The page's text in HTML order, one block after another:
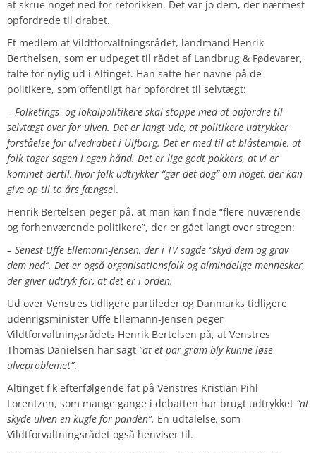
at skrue noget ned for retorikken. Det var jo dem, der nærmest
opfordrede til drabet.
Et medlem af Vildtforvaltningsrådet, landmand Henrik
Berthelsen, som er udpeget til rådet af Landbrug & Fødevarer,
talte for nylig ud i Altinget. Han satte her navne på de
politikere, som offentligt har opfordret til selvtægt:
– Folketings- og lokalpolitikere skal stoppe med at opfordre til
selvtægt over for ulven. Det er langt ude, at politikere udtrykker
forståelse for ulvedrabet i Ulfborg. Det er med til at blåstemple, at
folk tager sagen i egen hånd. Det er lige godt pokkers, at vi er
kommet dertil, hvor folk udtrykker “gør det dog” om noget, der kan
give op til to års fængsel.
Henrik Bertelsen peger på, at man kan finde “flere nuværende
og forhenværende politikere”, der er gået langt over stregen:
– Senest Uffe Ellemann-Jensen, der i TV sagde “skyd dem og grav
dem ned”. Det er også organisationsfolk og almindelige mennesker,
der giver udtryk for, at det er i orden.
Ud over Venstres tidligere partileder og Danmarks tidligere
udenrigsminister Uffe Ellemann-Jensen peger
Vildtforvaltningsrådets Henrik Bertelsen på, at Venstres
Thomas Danielsen har sagt ”at et par gram bly kunne løse
ulveproblemet”.
Altinget fik efterfølgende fat på Venstres Kristian Pihl
Lorentzen, som mange gange i debatten har brugt udtrykket ”at
skyde ulven en kugle for panden”. En udtalelse, som
Vildtforvaltningsrådet også henviser til.